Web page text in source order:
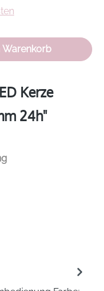
gewünschten
Warenkorb
Kerze
24h"